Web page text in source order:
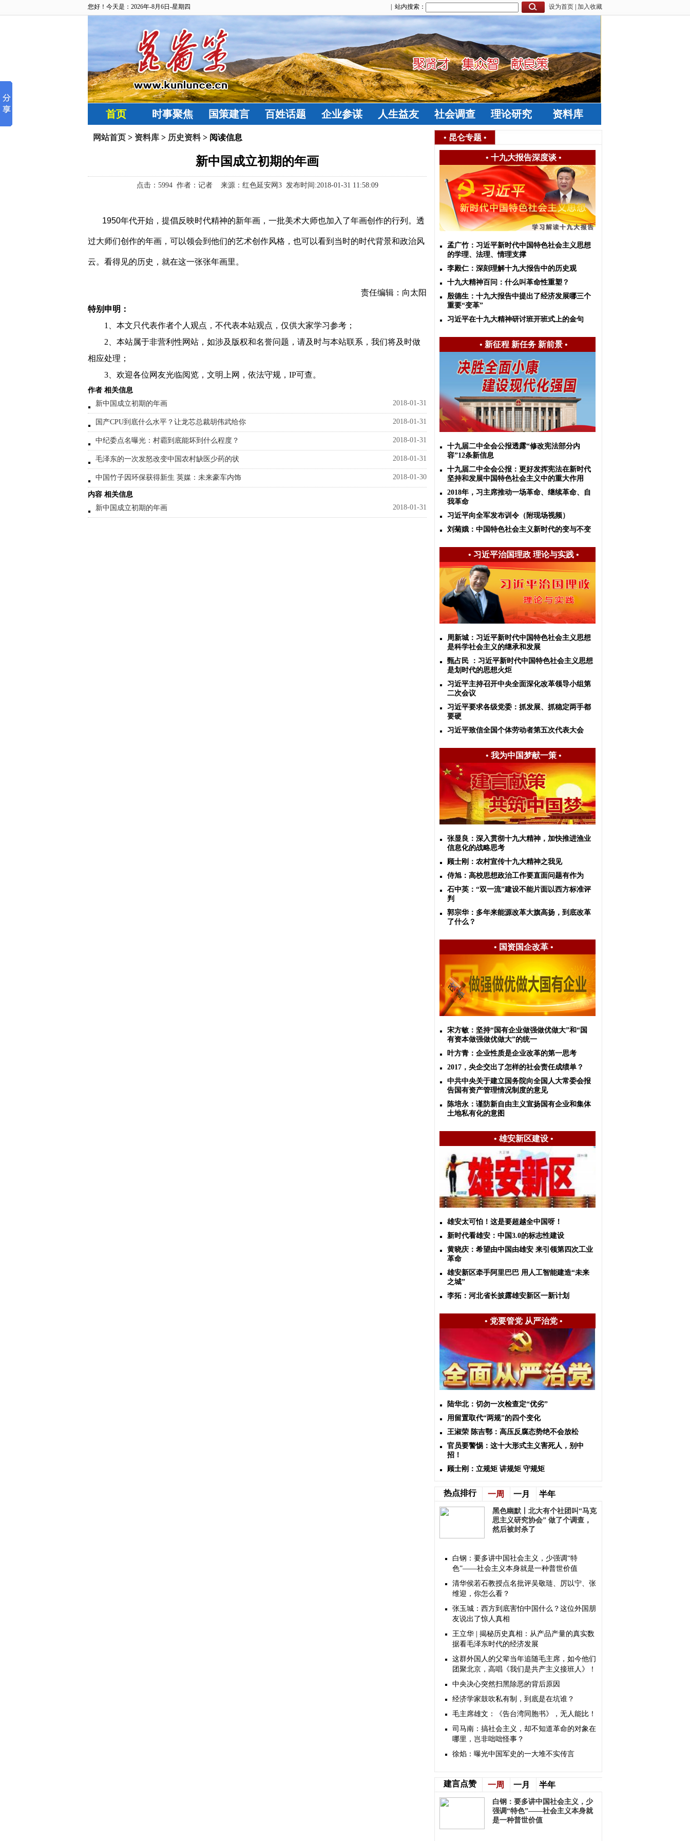
您好！今天是：2026年-8月6日-星期四 设为首页 加入收藏
| 站内搜索：
首页 时事聚焦 国策建言 百姓话题 企业参谋 人生益友 社会调查 理论研究 资料库
网站首页 > 资料库 > 历史资料> 阅读信息
新中国成立初期的年画
点击： 5994 作者：记者 来源：红色延安网3 发布时间:2018-01-31 11:58:09
1950年代开始，提倡反映时代精神的新年画，一批美术大师也加入了年画创作的行列。透
过大师们创作的年画，可以领会到他们的艺术创作风格，也可以看到当时的时代背景和政治风
云。看得见的历史，就在这一张张年画里。
责任编辑：向太阳
特别申明：
1、本文只代表作者个人观点，不代表本站观点，仅供大家学习参考；
2、本站属于非营利性网站，如涉及版权和名誉问题，请及时与本站联系，我们将及时做
相应处理；
3、欢迎各位网友光临阅览，文明上网，依法守规，IP可查。
作者 相关信息
新中国成立初期的年画
2018-01-31
国产CPU到底什么水平？让龙芯总裁胡伟武给你 2018-01-31
中纪委点名曝光：村霸到底能坏到什么程度？ 2018-01-31
毛泽东的一次发怒改变中国农村缺医少药的状 2018-01-31
中国竹子因环保获得新生 英媒：未来豪车内饰 2018-01-30
内容 相关信息
新中国成立初期的年画
2018-01-31
• 昆仑专题 •
• 十九大报告深度谈•
孟广竹：习近平新时代中国特色社会主义思想
的学理、法理、情理支撑
李殿仁：深刻理解十九大报告中的历史观
十九大精神百问：什么叫革命性重塑？
殷德生：十九大报告中提出了经济发展哪三个
重要“变革”
习近平在十九大精神研讨班开班式上的金句
• 新征程 新任务 新前景•
十九届二中全会公报透露“修改宪法部分内
容”12条新信息
十九届二中全会公报：更好发挥宪法在新时代
坚持和发展中国特色社会主义中的重大作用
2018年，习主席推动一场革命、继续革命、自
我革命
习近平向全军发布训令（附现场视频）
刘菊娥：中国特色社会主义新时代的变与不变
• 习近平治国理政 理论与实践•
周新城：习近平新时代中国特色社会主义思想
是科学社会主义的继承和发展
甄占民 ：习近平新时代中国特色社会主义思想
是划时代的思想火炬
习近平主持召开中央全面深化改革领导小组第
二次会议
习近平要求各级党委：抓发展、抓稳定两手都
要硬
习近平致信全国个体劳动者第五次代表大会
• 我为中国梦献一策•
张显良：深入贯彻十九大精神，加快推进渔业
信息化的战略思考
顾士刚：农村宣传十九大精神之我见
侍旭：高校思想政治工作要直面问题有作为
石中英：“双一流”建设不能片面以西方标准评
判
郭宗华：多年来能源改革大旗高扬，到底改革
了什么？
• 国资国企改革•
宋方敏：坚持“国有企业做强做优做大”和“国
有资本做强做优做大”的统一
叶方青：企业性质是企业改革的第一思考
2017，央企交出了怎样的社会责任成绩单？
中共中央关于建立国务院向全国人大常委会报
告国有资产管理情况制度的意见
陈培永：谨防新自由主义宣扬国有企业和集体
土地私有化的意图
• 雄安新区建设•
雄安太可怕！这是要超越全中国呀！
新时代看雄安：中国3.0的标志性建设
黄晓庆：希望由中国由雄安 来引领第四次工业
革命
雄安新区牵手阿里巴巴 用人工智能建造“未来
之城”
李拓：河北省长披露雄安新区一新计划
• 党要管党 从严治党•
陆华北：切勿一次检查定“优劣”
用留置取代“两规”的四个变化
王淑荣 陈吉鄂：高压反腐态势绝不会放松
官员要警惕：这十大形式主义害死人，别中
招！
顾士刚：立规矩 讲规矩 守规矩
热点排行 一周 一月 半年
黑色幽默丨北大有个社团叫“马克
思主义研究协会” 做了个调查，
然后被封杀了
白钢：要多讲中国社会主义，少强调“特
色”——社会主义本身就是一种普世价值
清华侯若石教授点名批评吴敬琏、厉以宁、张
维迎，你怎么看？
张玉城：西方到底害怕中国什么？这位外国朋
友说出了惊人真相
王立华 | 揭秘历史真相：从产品产量的真实数
据看毛泽东时代的经济发展
这群外国人的父辈当年追随毛主席，如今他们
团聚北京，高唱《我们是共产主义接班人》！
中央决心突然扫黑除恶的背后原因
经济学家鼓吹私有制，到底是在坑谁？
毛主席雄文：《告台湾同胞书》，无人能比！
司马南：搞社会主义，却不知道革命的对象在
哪里，岂非咄咄怪事？
徐焰：曝光中国军史的一大堆不实传言
建言点赞 一周 一月 半年
白钢：要多讲中国社会主义，少
强调“特色”——社会主义本身就
是一种普世价值